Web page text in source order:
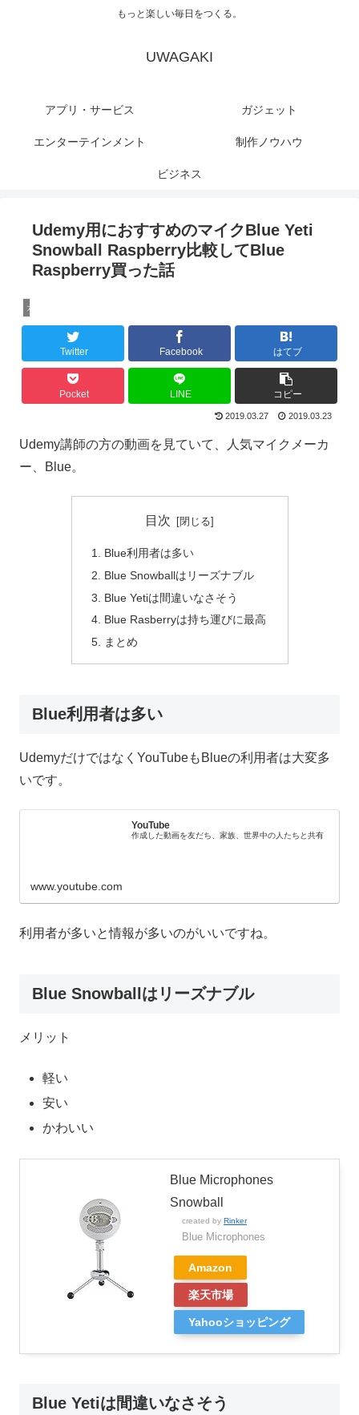
もっと楽しい毎日をつくる。
UWAGAKI
アプリ・サービス ガジェット
エンターテインメント 制作ノウハウ
ビジネス
Udemy用におすすめのマイクBlue Yeti
Snowball Raspberry比較してBlue
Raspberry買った話
ガジェット
Twitter Facebook はてブ
Pocket LINE コピー
2019.03.27 2019.03.23
Udemy講師の方の動画を見ていて、人気マイクメーカ
ー、Blue。
目次
Blue利用者は多い
Blue Snowballはリーズナブル
Blue Yetiは間違いなさそう
Blue Rasberryは持ち運びに最高
まとめ
Blue利用者は多い
UdemyだけではなくYouTubeもBlueの利用者は大変多
いです。
YouTube
作成した動画を友だち、家族、世界中の人たちと共有
www.youtube.com
利用者が多いと情報が多いのがいいですね。
Blue Snowballはリーズナブル
メリット
軽い
安い
かわいい
Blue Microphones
Snowball
created by Rinker
Blue Microphones
Amazon
楽天市場
Yahooショッピング
Blue Yetiは間違いなさそう